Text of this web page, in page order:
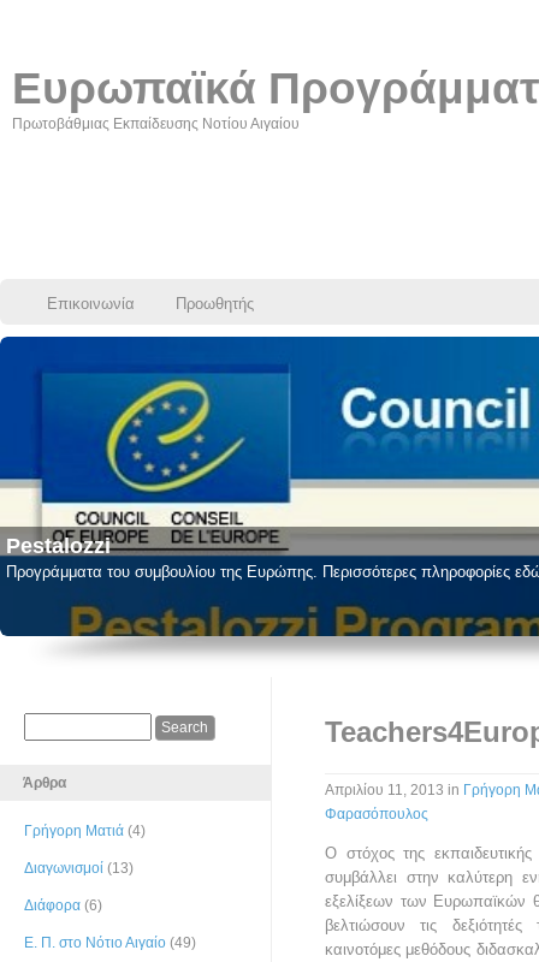
Ευρωπαϊκά
Πρωτοβάθμιας Εκπαίδευσης Νοτίου Αιγαίου
Επικοινωνία Προωθητής
Pestalozzi
Προγράμματα του συμβουλίου της Ευρώπης. Περισσότερες πληροφορίες
Άρθρα
Γρήγορη Ματιά (4)
Διαγωνισμοί (13)
Διάφορα (6)
Ε. Π. στο Νότιο Αιγαίο (49)
Απριλίου 11, 2013 in Γρήγορη
Φαρασόπουλος
Ο στόχος της
συμβάλλει στην καλύτερη
εξελίξεων των Ευρωπαϊκών
βελτιώσουν τις
καινοτόμες μεθόδους